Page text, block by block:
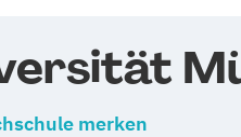
merken